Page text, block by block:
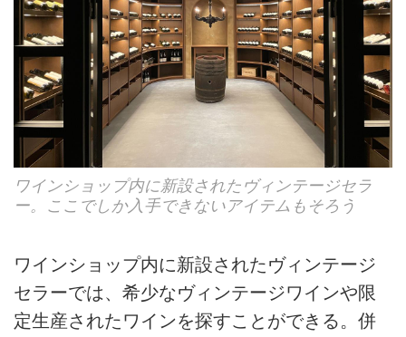
ワインショップ内に新設されたヴィンテージセラ
ー。ここでしか入手できないアイテムもそろう
ワインショップ内に新設されたヴィンテージ
セラーでは、希少なヴィンテージワインや限
定生産されたワインを探すことができる。併